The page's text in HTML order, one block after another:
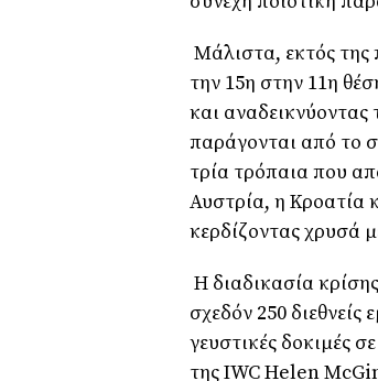
Μάλιστα, εκτός της
την 15η στην 11η
και αναδεικνύοντας
παράγονται από το
τρία τρόπαια που
Αυστρία, η Κροατία
κερδίζοντας χρυσά
Η διαδικασία
σχεδόν 250
γευστικές δοκιμές
τηςIWC Helen